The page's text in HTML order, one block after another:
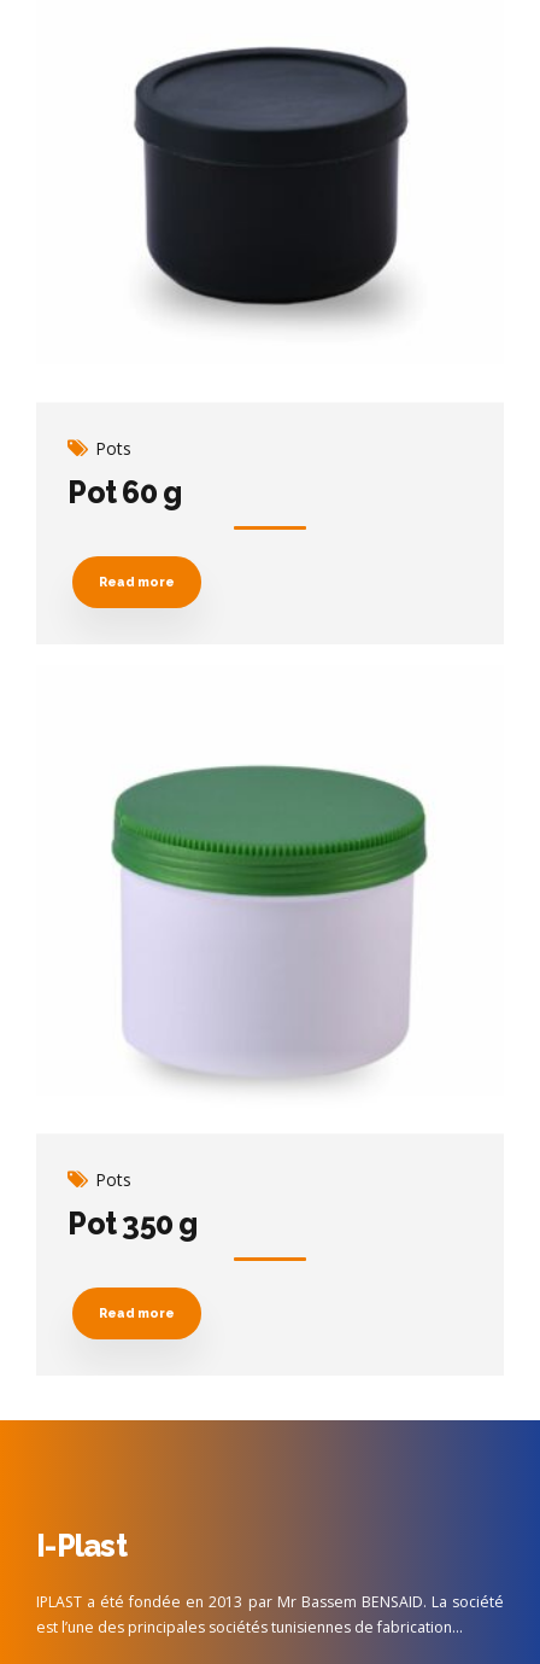
Pots
Pot 60 g
Read more
Pots
Pot 350 g
Read more
I-Plast
IPLAST a été fondée en 2013 par Mr Bassem BENSAID. La société
est l’une des principales sociétés tunisiennes de fabrication…